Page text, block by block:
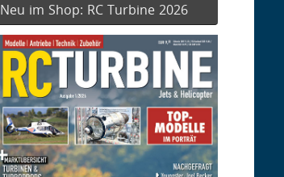
Neu im Shop: RC Turbine 2026